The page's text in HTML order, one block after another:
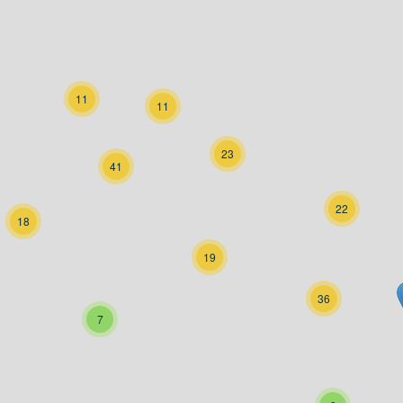
7
19
22
36
23
11
18
11
41